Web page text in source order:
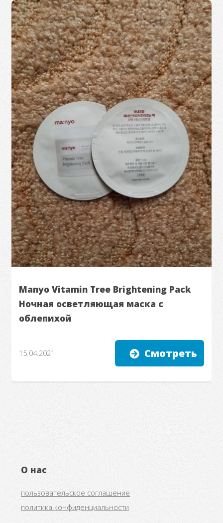
Manyo Vitamin Tree Brightening Pack
Ночная осветляющая маска с
облепихой
15.04.2021 Смотреть
О нас
пользовательское соглашение
политика конфиденциальности